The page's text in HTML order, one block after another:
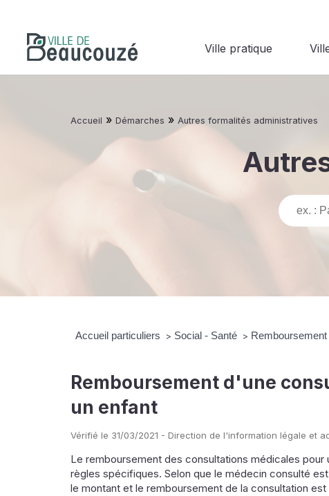
Ville pratique
Accueil » Démarches » Autres formalités administratives
Accueil particuliers > Social - Santé >
Remboursement d'une
un enfant
Vérifié le 31/03/2021 - Direction de l'information légale et
Le remboursement des consultations médicales pour
règles spécifiques. Selon que le médecin consulté
le montant et le remboursement de la consultation